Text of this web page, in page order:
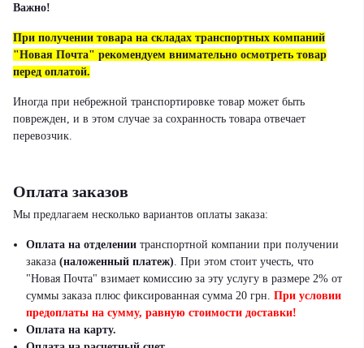
Важно!
При получении товара на складах транспортных компаний
"Новая Почта" рекомендуем внимательно осмотреть товар
перед оплатой.
Иногда при небрежной транспортировке товар может быть
поврежден, и в этом случае за сохранность товара отвечает
перевозчик.
Оплата заказов
Мы предлагаем несколько вариантов оплаты заказа:
Оплата на отделении транспортной компании при получении
заказа (наложенный платеж). При этом стоит учесть, что
"Новая Почта" взимает комиссию за эту услугу в размере 2% от
суммы заказа плюс фиксированная сумма 20 грн. При условии
предоплаты на сумму, равную стоимости доставки!
Оплата на карту.